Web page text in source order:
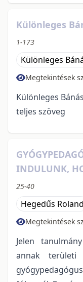
Különleges
1-173
Különleges
Megtekintések
Különleges
teljes szöveg
INDULUNK,
25-40
Hegedűs Roland
Megtekintések
Jelen
annak területi